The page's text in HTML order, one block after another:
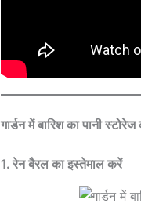
गार्डन में बारिश का पानी
1. रेन बैरल का इस्तेमाल करें